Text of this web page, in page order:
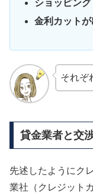
ショッピン
金利カットが
それぞ
貸金業者と交
先述したようにク
業社（クレジット